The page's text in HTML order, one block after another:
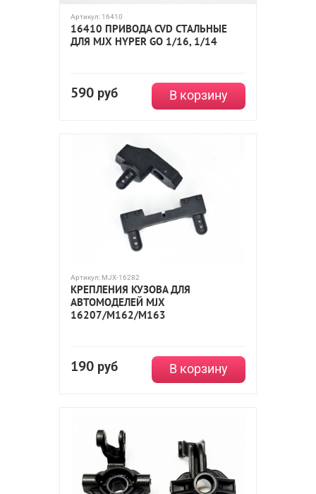
Артикул: 16410
16410 ПРИВОДА CVD СТАЛЬНЫЕ
ДЛЯ MJX HYPER GO 1/16, 1/14
590 руб В корзину
Артикул: MJX-16282
КРЕПЛЕНИЯ КУЗОВА ДЛЯ
АВТОМОДЕЛЕЙ MJX
16207/M162/M163
190 руб В корзину